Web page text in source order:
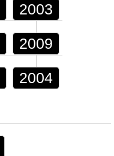
2003
2009
2004